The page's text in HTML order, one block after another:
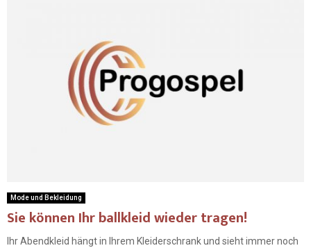
Mode und Bekleidung
Sie können Ihr ballkleid wieder tragen!
Ihr Abendkleid hängt in Ihrem Kleiderschrank und sieht immer noch